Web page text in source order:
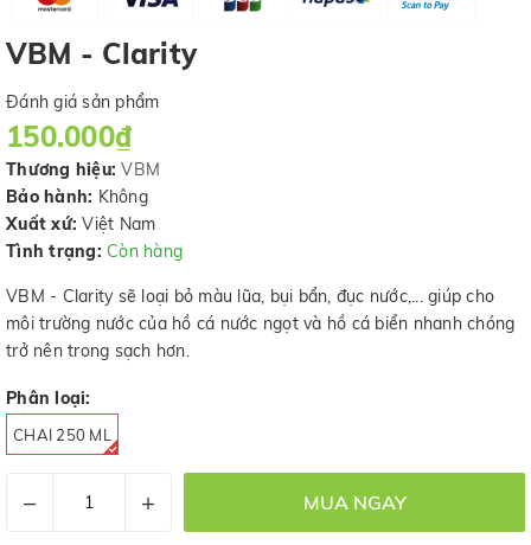
VBM - Clarity
Đánh giá sản phẩm
150.000₫
Thương hiệu: VBM
Bảo hành: Không
Xuất xứ: Việt Nam
Tình trạng: Còn hàng
VBM - Clarity sẽ loại bỏ màu lũa, bụi bẩn, đục nước,... giúp cho
môi trường nước của hồ cá nước ngọt và hồ cá biển nhanh chóng
trở nên trong sạch hơn.
Phân loại:
CHAI 250 ML
– + MUA NGAY